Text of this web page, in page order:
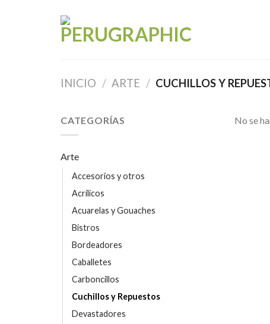
content
INICIO / ARTE / CUCHILLOS Y
CATEGORÍAS
Arte
Accesorios y otros
Acrílicos
Acuarelas y Gouaches
Bistros
Bordeadores
Caballetes
Carboncillos
Cuchillos y Repuestos
Devastadores
No se